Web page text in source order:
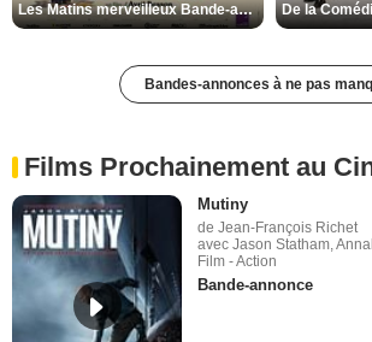
Les Matins merveilleux Bande-annonce VF
Bandes-annonces à ne pas
Films Prochainement au
Mutiny
de Jean-François Richet
avec Jason Statham,
Film - Action
Bande-annonce